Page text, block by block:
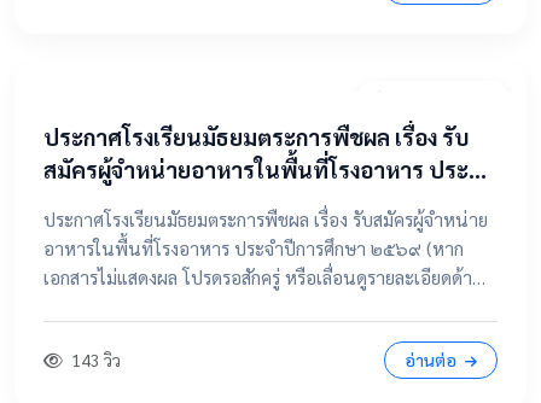
ประกาศโรงเรียนมัธยมตระการพืชผล เรื่อง รับ
สมัครผู้จำหน่ายอาหารในพื้นที่โรงอาหาร ประจำ
ปีการศึกษา ๒๕๖๙
ประกาศโรงเรียนมัธยมตระการพืชผล เรื่อง รับสมัครผู้จำหน่าย
อาหารในพื้นที่โรงอาหาร ประจำปีการศึกษา ๒๕๖๙ (หาก
เอกสารไม่แสดงผล โปรดรอสักครู่ หรือเลื่อนดูรายละเอียดด้าน
143 วิว อ่านต่อ